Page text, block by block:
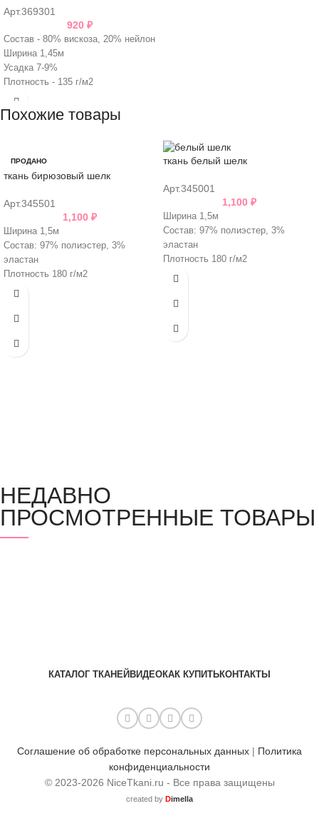
Арт.369301
920 ₽
Состав - 80% вискоза, 20% нейлон
Ширина 1,45м
Усадка 7-9%
Плотность - 135 г/м2
Похожие товары
ПРОДАНО
ткань бирюзовый шелк
Арт.345501
1,100 ₽
Ширина 1,5м
Состав: 97% полиэстер, 3%
эластан
Плотность 180 г/м2
ткань белый шелк
Арт.345001
1,100 ₽
Ширина 1,5м
Состав: 97% полиэстер, 3%
эластан
Плотность 180 г/м2
НЕДАВНО
ПРОСМОТРЕННЫЕ ТОВАРЫ
КАТАЛОГ ТКАНЕЙ ВИДЕОКАК КУПИТЬКОНТАКТЫ
Соглашение об обработке персональных данных | Политика
конфиденциальности
© 2023-2026 NiceTkani.ru - Все права защищены
created by Dimella